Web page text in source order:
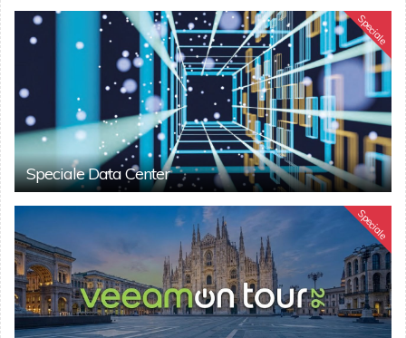
Speciale
Speciale Data Center
Speciale